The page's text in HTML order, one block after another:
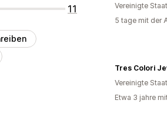
11
Vereinigte
5 tage mit der
Tres Colori
Vereinigte
Etwa 3 jahre